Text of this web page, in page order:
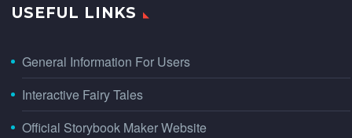
USEFUL LINKS
General Information For Users
Interactive Fairy Tales
Official Storybook Maker Website